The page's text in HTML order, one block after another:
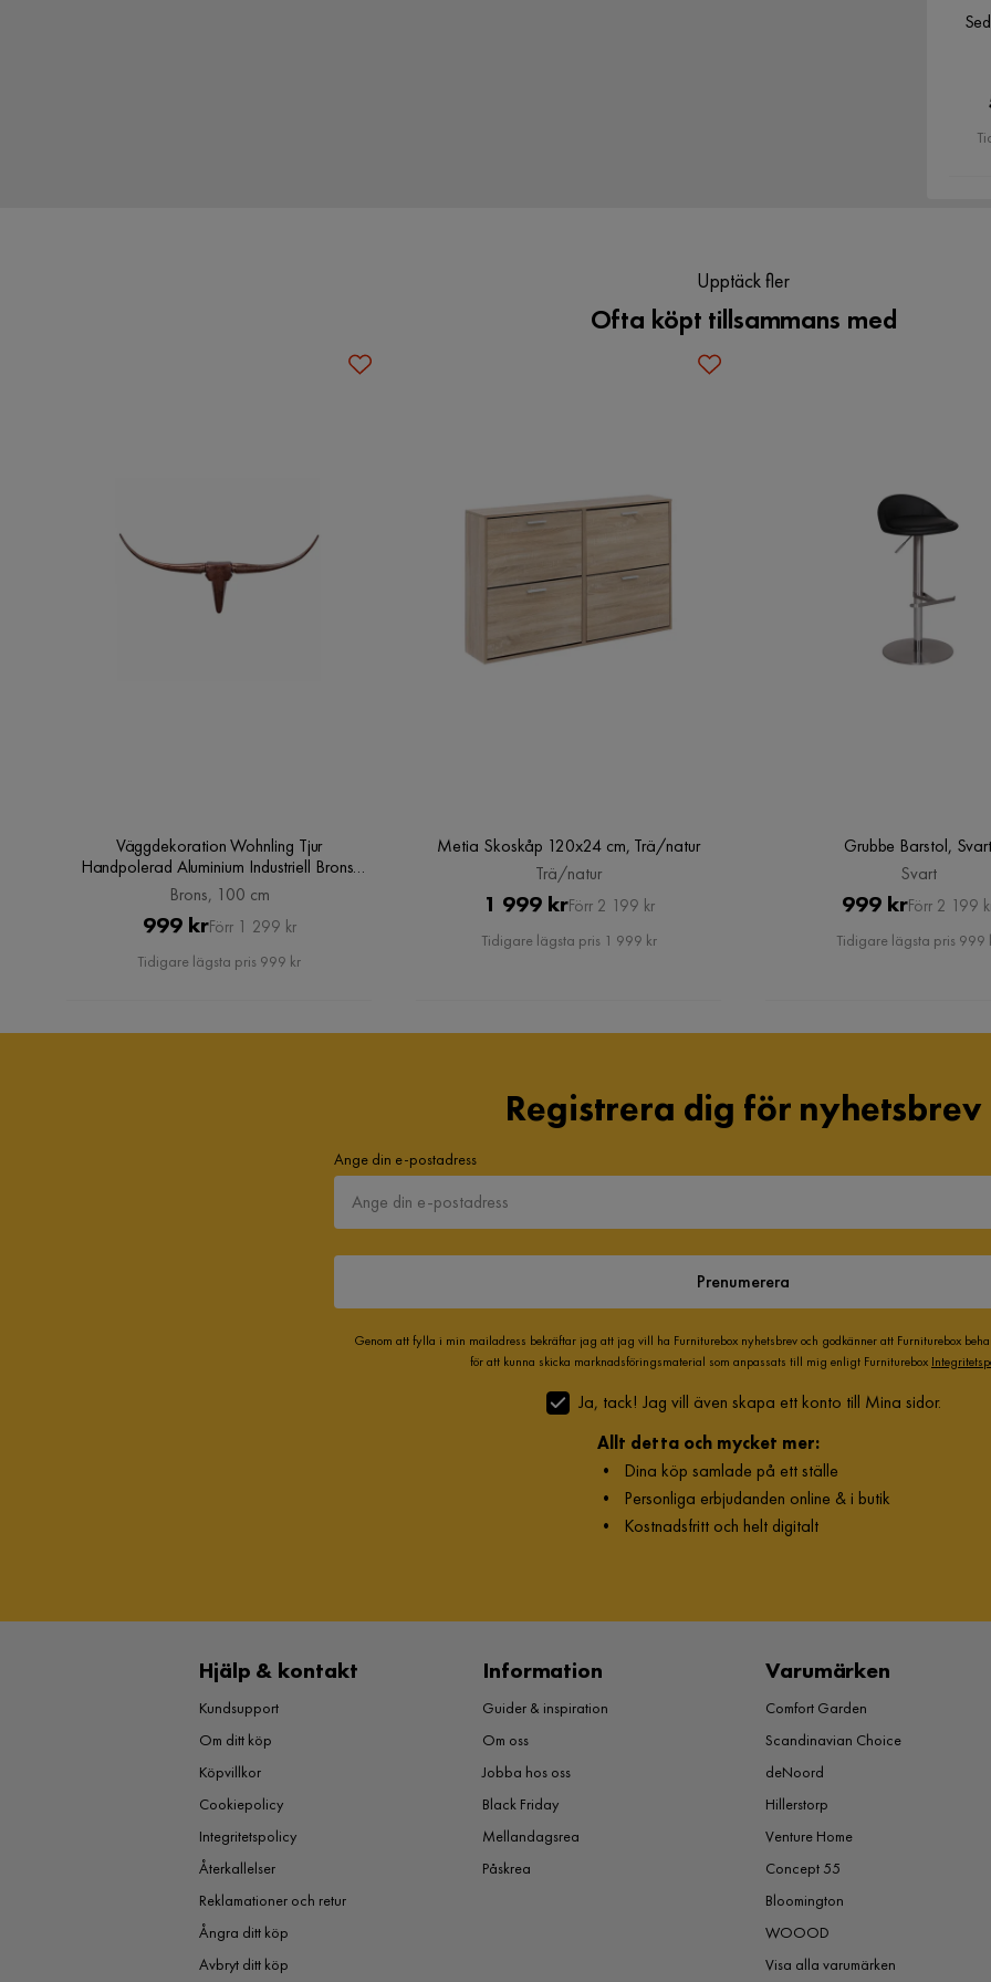
Upptäck fler
Ofta köpt tillsammans med
Väggdekoration Wohnling Tjur
Handpolerad Aluminium Industriell Brons,
100 cm, Brons, 100 cm
Brons, 100 cm
Pris
999 kr Original
Pris
Förr 1 299 kr
Tidigare lägsta pris 999 kr
Metia Skoskåp 120x24 cm, Trä/natur
Trä/natur
Pris
1 999 krOriginal
Pris
Förr 2 199 kr
Tidigare lägsta pris 1 999 kr
Grubbe Barstol, Svart
Svart
Pris
999 kr Original
Pris
Förr 2 199
Tidigare lägsta pris 999
Registrera dig för nyhetsbrev
Ange din e-postadress
Prenumerera
Genom att fylla i min mailadress bekräftar jag att jag vill ha Furniturebox nyhetsbrev och godkänner att Furniturebox
för att kunna skicka marknadsföringsmaterial som anpassats till mig enligt Furniturebox
Ja, tack! Jag vill även skapa ett konto till Mina sidor.
Allt detta och mycket mer:
• Dina köp samlade på ett ställe
• Personliga erbjudanden online & i butik
• Kostnadsfritt och helt digitalt
Hjälp & kontakt
Kundsupport
Om ditt köp
Köpvillkor
Cookiepolicy
Integritetspolicy
Återkallelser
Reklamationer och retur
Ångra ditt köp
Avbryt ditt köp
Information
Guider & inspiration
Om oss
Jobba hos oss
Black Friday
Mellandagsrea
Påskrea
Varumärken
Comfort Garden
Scandinavian Choice
deNoord
Hillerstorp
Venture Home
Concept 55
Bloomington
WOOOD
Visa alla varumärken